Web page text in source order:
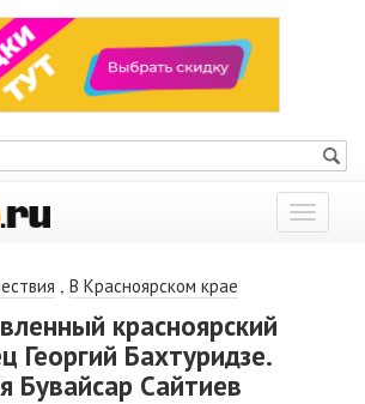
Показать
меню
, В Красноярском крае
красноярский
Георгий Бахтуридзе.
Бувайсар Сайтиев